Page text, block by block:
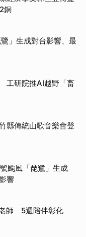
銅
」生成對台影響、最
工研院推AI越野「畜
縣傳統山歌音樂會登
颱風「琵鷺」生成
響
師 5週陪伴彰化